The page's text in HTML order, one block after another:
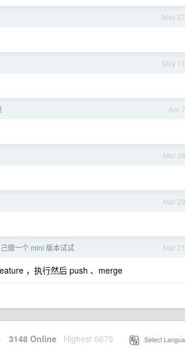
May 27
May 11
Apr 7
Mar 28
Mar 28
Mar 21
做一个 mini 版本试试
，执行然后 push 、merge
· 3148 Online Highest 6679 Select